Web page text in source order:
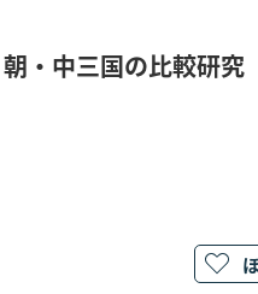
・中三国の比較研究